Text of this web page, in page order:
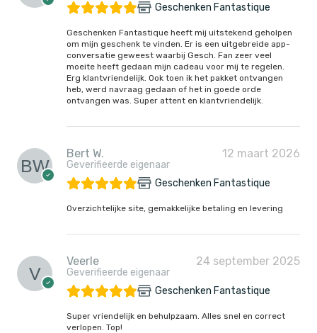
Geschenken Fantastique
Geschenken Fantastique heeft mij uitstekend geholpen
om mijn geschenk te vinden. Er is een uitgebreide app-
conversatie geweest waarbij Gesch. Fan zeer veel
moeite heeft gedaan mijn cadeau voor mij te regelen.
Erg klantvriendelijk. Ook toen ik het pakket ontvangen
heb, werd navraag gedaan of het in goede orde
ontvangen was. Super attent en klantvriendelijk.
Bert W.
Geverifieerde eigenaar
12 maart 2026
Geschenken Fantastique
Overzichtelijke site, gemakkelijke betaling en levering
Veerle
Geverifieerde eigenaar
24 september 2025
Geschenken Fantastique
Super vriendelijk en behulpzaam. Alles snel en correct
verlopen. Top!